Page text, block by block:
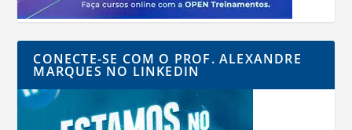
CONECTE-SE COM O PROF. ALEXANDRE
MARQUES NO LINKEDIN